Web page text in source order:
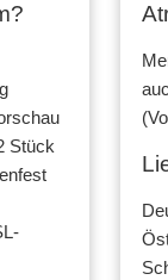
Stück